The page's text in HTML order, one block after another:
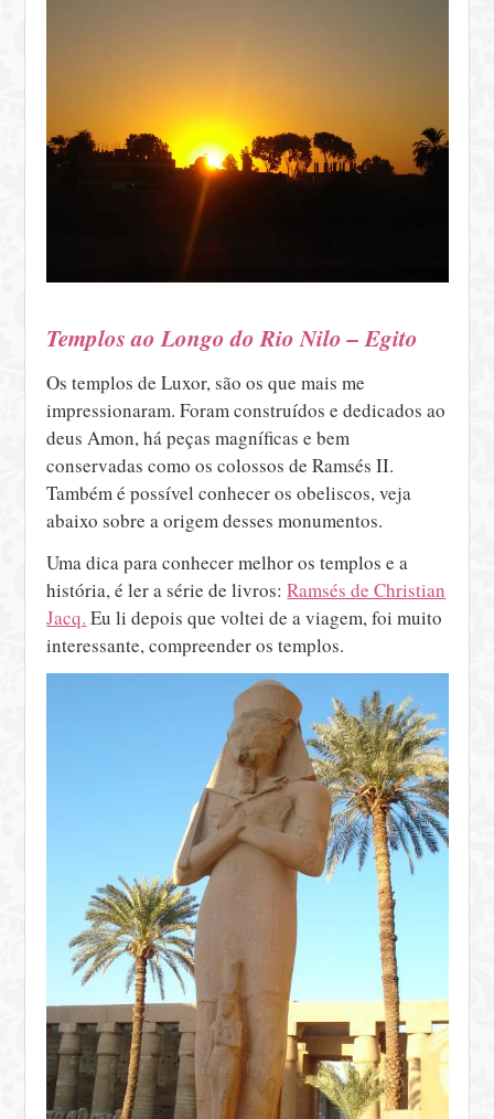
Templos ao Longo do Rio Nilo – Egito
Os templos de Luxor, são os que mais me
impressionaram. Foram construídos e dedicados ao
deus Amon, há peças magníficas e bem
conservadas como os colossos de Ramsés II.
Também é possível conhecer os obeliscos, veja
abaixo sobre a origem desses monumentos.
Uma dica para conhecer melhor os templos e a
história, é ler a série de livros:Ramsés de Christian
Jacq. Eu li depois que voltei de a viagem, foi muito
interessante, compreender os templos.